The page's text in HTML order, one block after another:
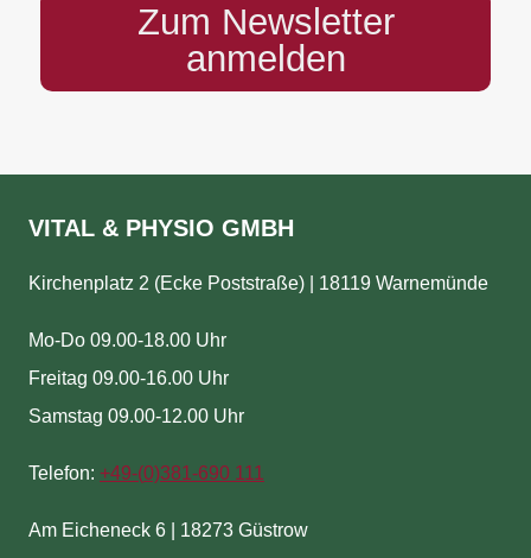
Zum Newsletter
anmelden
VITAL & PHYSIO GMBH
Kirchenplatz 2 (Ecke Poststraße) | 18119 Warnemünde
Mo-Do 09.00-18.00 Uhr
Freitag 09.00-16.00 Uhr
Samstag 09.00-12.00 Uhr
Telefon: +49-(0)381-690 111
Am Eicheneck 6 | 18273 Güstrow